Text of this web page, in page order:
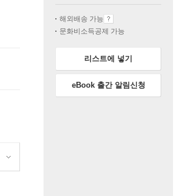
해외배송 가능
문화비소득공제 가능
리스트에 넣기
eBook 출간 알림신청